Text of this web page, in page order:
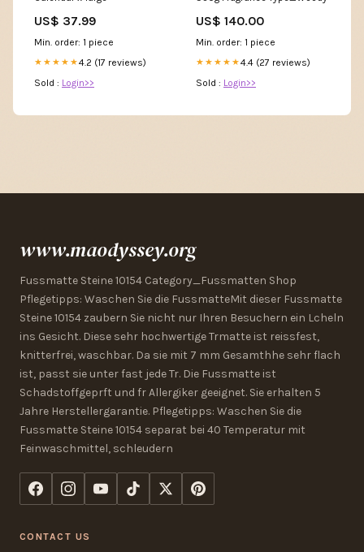
US$ 37.99
Min. order: 1 piece
★★★★★4.2 (17 reviews)
Sold : Login>>
US$ 140.00
Min. order: 1 piece
★★★★★4.4 (27 reviews)
Sold : Login>>
www.maodyssey.org
Fussmatte Steine 10154 Category_Fussmatten Shop
Pflegetipps: Waschen Sie die FussmatteMit dieser Fussmatte
Steine 10154 zaubern Sie nicht nur Ihren Besuchern ein Lcheln
ins Gesicht. Diese sehr hochwertige Trmatte ist reissfest,
knitterfrei, waschbar. Da sie mit 7 mm Gesamthhe sehr flach
ist, passt sie unter fast jede Tr. Die Fussmatte ist
Schadstoffgeprft und fr Allergiker geeignet. Sie erhalten 5
Jahre Herstellergarantie. Pflegetipps: Waschen Sie die
Fussmatte Steine 10154 separat bei 40 Temperatur mit
Feinwaschmittel, schleudern
CONTACT US